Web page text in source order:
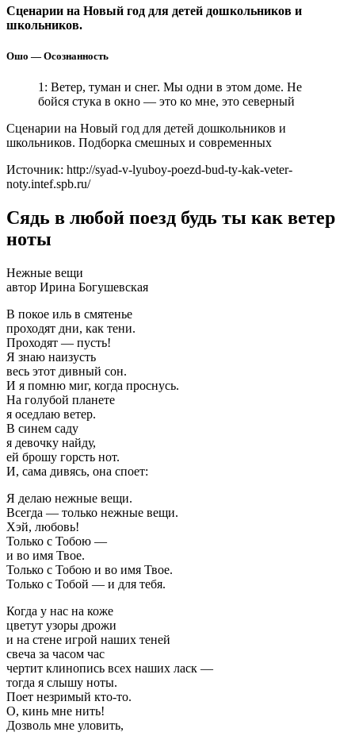
Сценарии на Новый год для детей дошкольников и
школьников.
Ошо — Осознанность
1: Ветер, туман и снег. Мы одни в этом доме. Не
бойся стука в окно — это ко мне, это северный
Сценарии на Новый год для детей дошкольников и
школьников. Подборка смешных и современных
Источник: http://syad-v-lyuboy-poezd-bud-ty-kak-veter-
noty.intef.spb.ru/
Сядь в любой поезд будь ты как ветер
ноты
Нежные вещи
автор Ирина Богушевская
В покое иль в смятенье
проходят дни, как тени.
Проходят — пусть!
Я знаю наизусть
весь этот дивный сон.
И я помню миг, когда проснусь.
На голубой планете
я оседлаю ветер.
В синем саду
я девочку найду,
ей брошу горсть нот.
И, сама дивясь, она споет:
Я делаю нежные вещи.
Всегда — только нежные вещи.
Хэй, любовь!
Только с Тобою —
и во имя Твое.
Только с Тобою и во имя Твое.
Только с Тобой — и для тебя.
Когда у нас на коже
цветут узоры дрожи
и на стене игрой наших теней
свеча за часом час
чертит клинопись всех наших ласк —
тогда я слышу ноты.
Поет незримый кто-то.
О, кинь мне нить!
Дозволь мне уловить,